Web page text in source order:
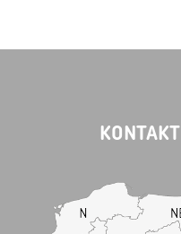
KONTAKT